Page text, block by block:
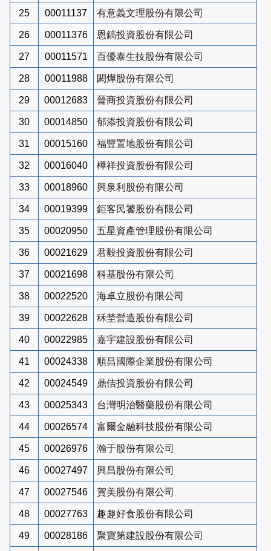
25 00011137 有意義文理股份有限公司
26 00011376 恩鎬投資股份有限公司
27 00011571 百優泰生技股份有限公司
28 00011988 閎燁股份有限公司
29 00012683 晉商投資股份有限公司
30 00014850 郁添投資股份有限公司
31 00015160 福豐置地股份有限公司
32 00016040 樺祥投資股份有限公司
33 00018960 興泉利股份有限公司
34 00019399 鉅客民饕股份有限公司
35 00020950 五星資產管理股份有限公司
36 00021629 君毅投資股份有限公司
37 00021698 科基股份有限公司
38 00022520 海卓立股份有限公司
39 00022628 秝埜營造股份有限公司
40 00022985 嘉宇建設股份有限公司
41 00024338 順昌國際企業股份有限公司
42 00024549 鼎佶投資股份有限公司
43 00025343 台灣明治醫藥股份有限公司
44 00026574 富爾金融科技股份有限公司
45 00026976 瀚于股份有限公司
46 00027497 興昌股份有限公司
47 00027546 賀美股份有限公司
48 00027763 趣趣好食股份有限公司
49 00028186 聚寶第建設股份有限公司